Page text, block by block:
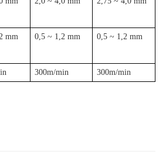
mm 0,5 ~ 1,2 mm 0,5 ~ 1,2 mm
300m/min 300m/min